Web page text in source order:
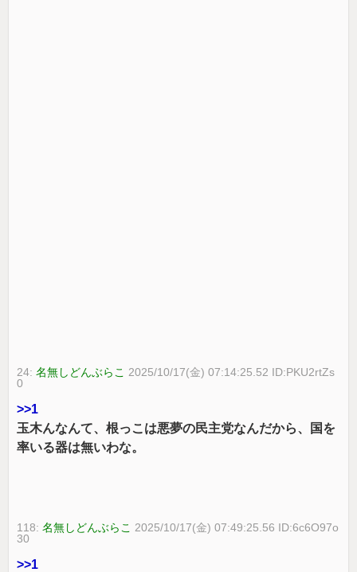
24:名無しどんぶらこ 2025/10/17(金) 07:14:25.52 ID:PKU2rtZs
0
>>1
玉木んなんて、根っこは悪夢の民主党なんだから、国を
率いる器は無いわな。
118:名無しどんぶらこ 2025/10/17(金) 07:49:25.56 ID:6c6O97o
30
>>1